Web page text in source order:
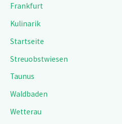
n
n
a
Frankfurt
Kulinarik
Startseite
Streuobstwiesen
Taunus
Waldbaden
Wetterau